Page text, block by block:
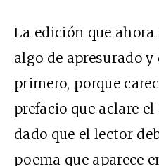
La edición que
algo de apresurado
primero, porque
prefacio que aclare
dado que el lector
poema que aparece